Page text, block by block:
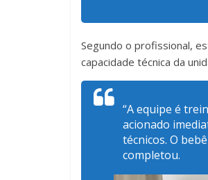
Segundo o profissional,
capacidade técnica da
“A equipe é
acionado
técnicos. O
completou.